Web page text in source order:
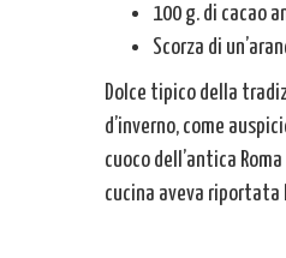
100 g. di cacao
Scorza di
Dolce tipico della
d’inverno, come
cuoco dell’antica
cucina aveva